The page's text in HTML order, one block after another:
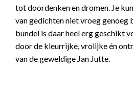
tot doordenken en dromen. Je
van gedichten niet vroeg genoeg
bundel is daar heel erg geschikt
door de kleurrijke, vrolijke én
van de geweldige Jan Jutte.